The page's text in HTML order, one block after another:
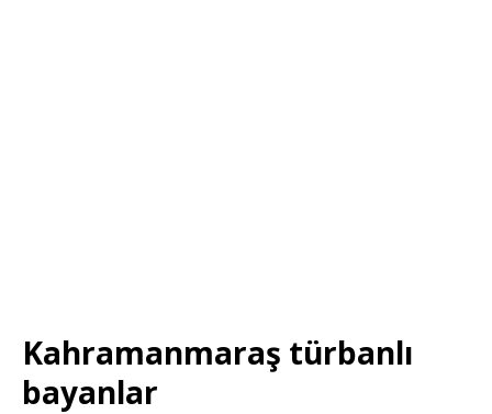
Kahramanmaraş türbanlı
bayanlar